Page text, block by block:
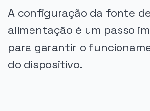
A configuração da fonte de
alimentação é um passo
para garantir o
do dispositivo.